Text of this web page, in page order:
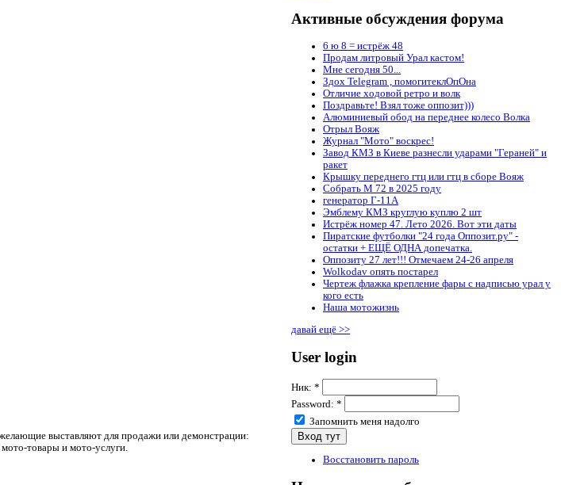
выставляют для продажи или демонстрации:
товары и мото-услуги.
Активные обсуждения форума
6 ю 8 = истрёж 48
Продам литровый Урал кастом!
Мне сегодня 50...
Здох Telegram , помогитеклОпОна
Отличие ходовой ретро и волк
Поздравьте! Взял тоже оппозит)))
Алюминиевый обод на переднее колесо Волка
Отрыл Вояж
Журнал "Мото" воскрес!
Завод КМЗ в Киеве разнесли ударами "Гераней" и
ракет
Крышку переднего гтц или гтц в сборе Вояж
Собрать М 72 в 2025 году
генератор Г-11А
Эмблему КМЗ круглую куплю 2 шт
Истрёж номер 47. Лето 2026. Вот эти даты
Пиратские футболки "24 года Оппозит.ру" -
остатки + ЕЩЁ ОДНА допечатка.
Оппозиту 27 лет!!! Отмечаем 24-26 апреля
Wolkodav опять постарел
Чертеж флажка крепление фары с надписью урал у
кого есть
Наша мотожизнь
давай ещё >>
User login
Ник: *
Password: *
Запомнить меня надолго
Восстановить пароль